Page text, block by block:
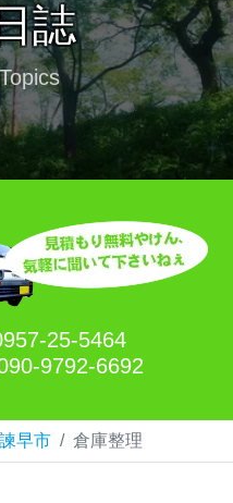
誌
25-5464
9792-6692
諫早市 倉庫整理